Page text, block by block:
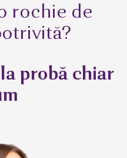
rochie de
probă chiar